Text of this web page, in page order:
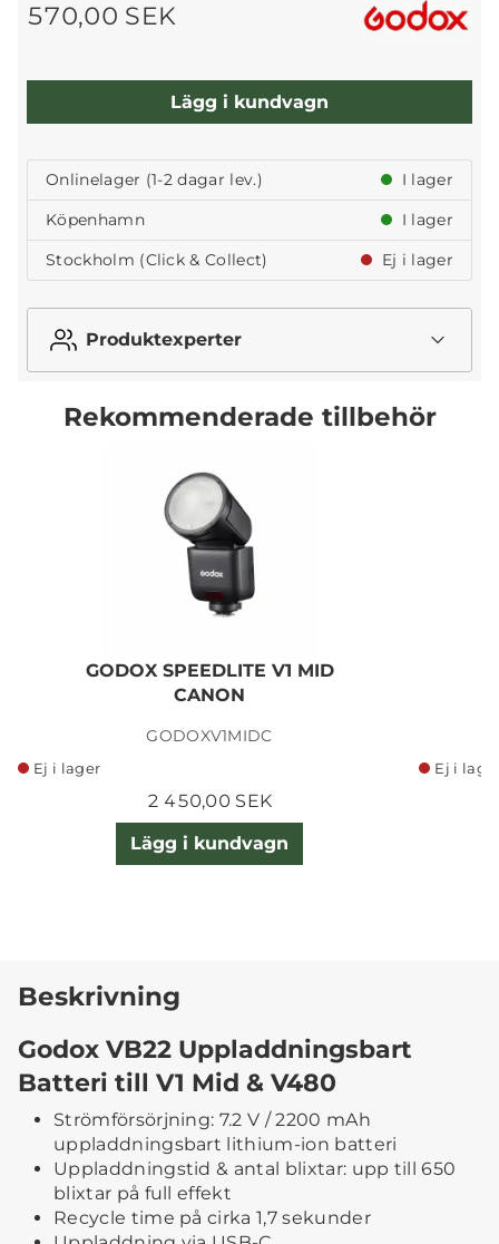
570,00 SEK
Lägg i kundvagn
Onlinelager (1-2 dagar lev.)
I lager
Köpenhamn
I lager
Stockholm (Click & Collect)
Ej i lager
Produktexperter
Rekommenderade tillbehör
GODOX SPEEDLITE V1 MID
CANON
GODOXV1MIDC
Ej i lager
2 450,00 SEK
Lägg i kundvagn
Ej i
Beskrivning
Godox VB22 Uppladdningsbart
Batteri till V1 Mid & V480
Strömförsörjning: 7.2 V / 2200 mAh
uppladdningsbart lithium-ion batteri
Uppladdningstid & antal blixtar: upp till 650
blixtar på full effekt
Recycle time på cirka 1,7 sekunder